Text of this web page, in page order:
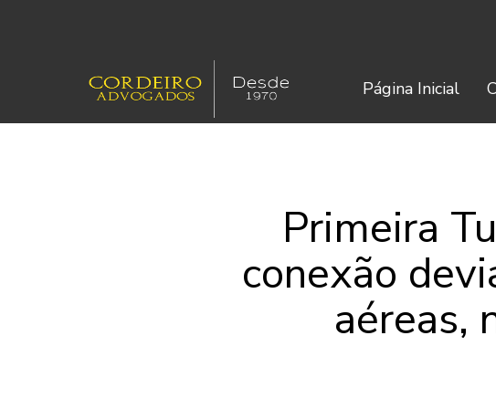
Página Inicial
Primeira
conexão
aéreas,